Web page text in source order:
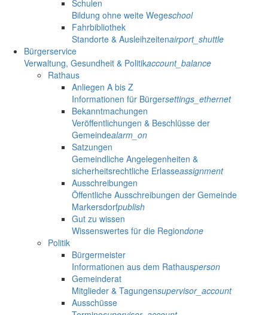
Schulen
Bildung ohne weite Wegeschool
Fahrbibliothek
Standorte & Ausleihzeitenairport_shuttle
Bürgerservice
Verwaltung, Gesundheit & Politikaccount_balance
Rathaus
Anliegen A bis Z
Informationen für Bürgersettings_ethernet
Bekanntmachungen
Veröffentlichungen & Beschlüsse der
Gemeindealarm_on
Satzungen
Gemeindliche Angelegenheiten &
sicherheitsrechtliche Erlasseassignment
Ausschreibungen
Öffentliche Ausschreibungen der Gemeinde
Markersdorfpublish
Gut zu wissen
Wissenswertes für die Regiondone
Politik
Bürgermeister
Informationen aus dem Rathausperson
Gemeinderat
Mitglieder & Tagungensupervisor_account
Ausschüsse